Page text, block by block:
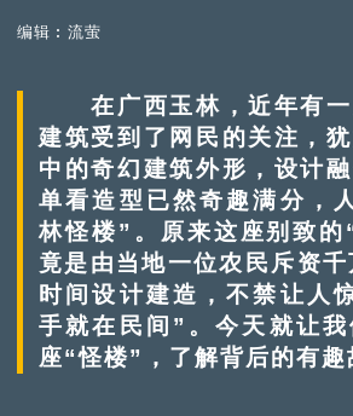
编辑︰流萤
在广西玉林，近年有一
建筑受到了网民的关注，
中的奇幻建筑外形，设计
单看造型已然奇趣满分，
林怪楼”。原来这座别致的
竟是由当地一位农民斥资
时间设计建造，不禁让人
手就在民间”。今天就让
座“怪楼”，了解背后的有趣